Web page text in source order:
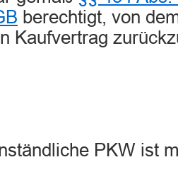
berechtigt, von
Kaufvertrag
PKW ist